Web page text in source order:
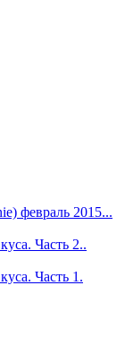
февраль 2015...
Часть 2..
Часть 1.